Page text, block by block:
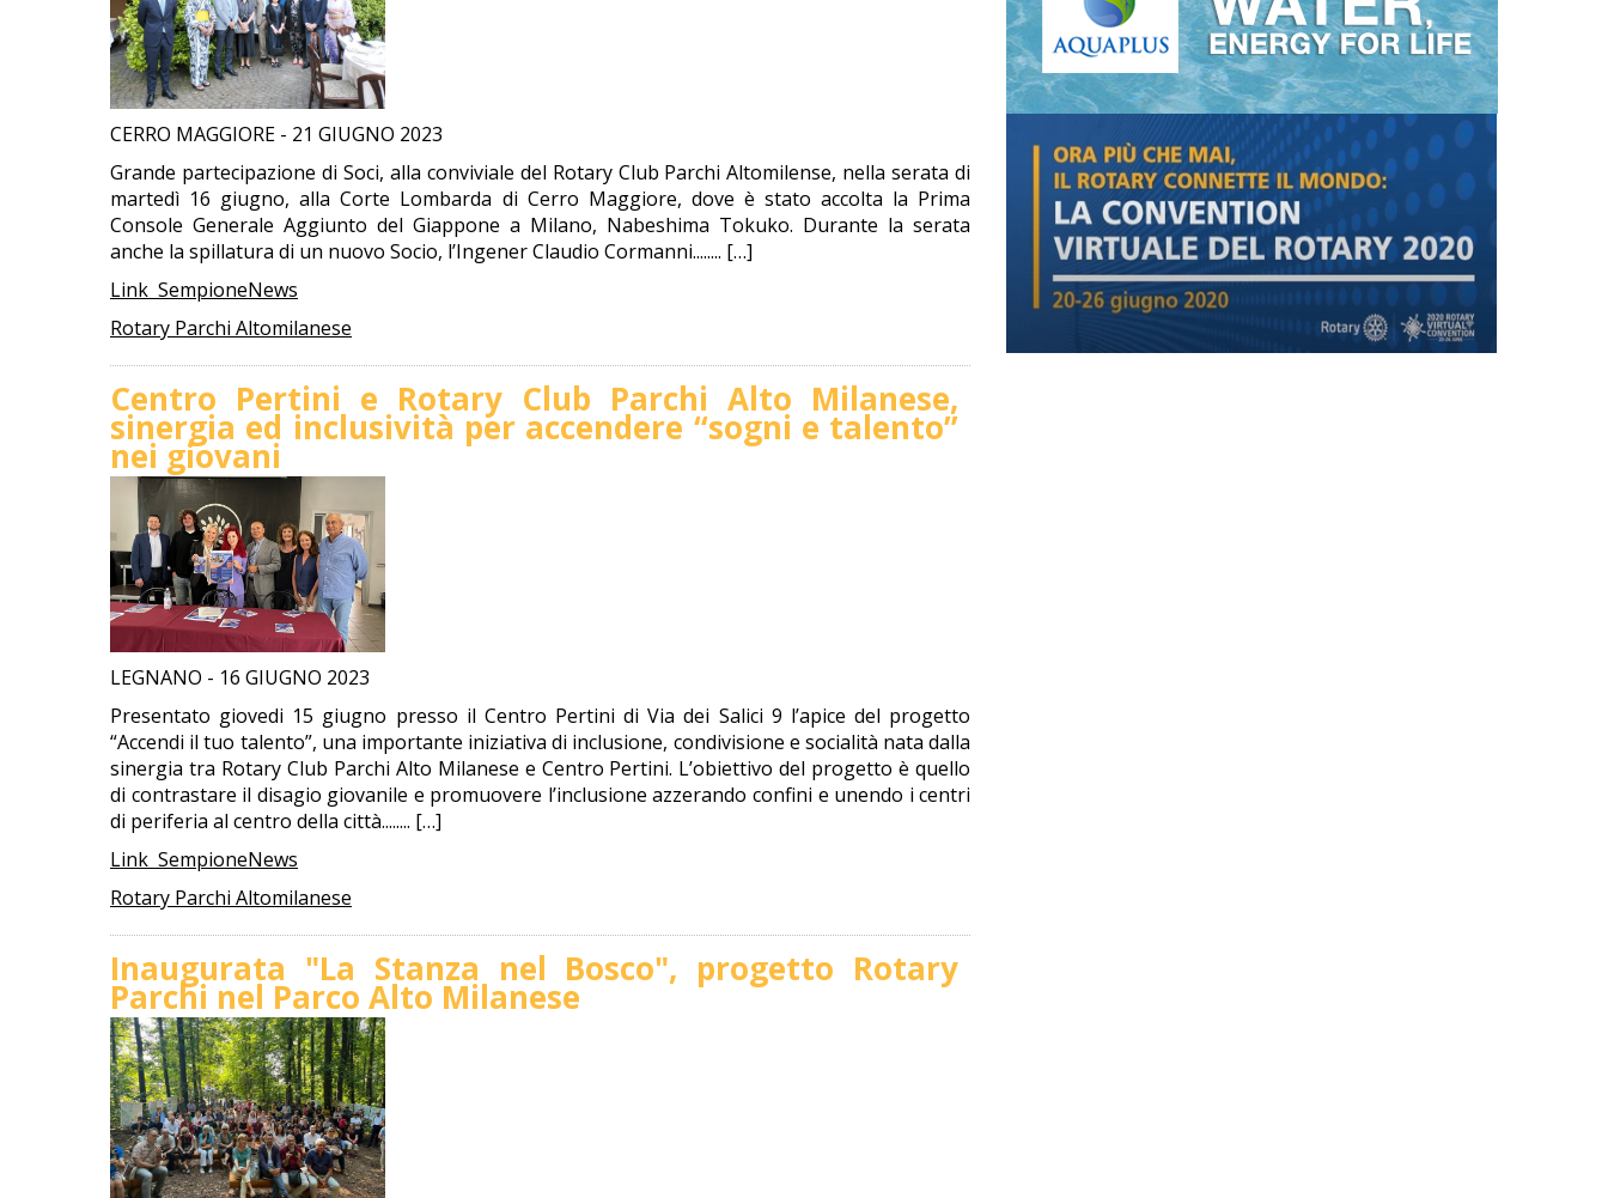
CERRO MAGGIORE - 21 GIUGNO 2023
Grande partecipazione di Soci, alla conviviale del Rotary Club Parchi Altomilense, nella serata di
martedì 16 giugno, alla Corte Lombarda di Cerro Maggiore, dove è stato accolta la Prima
Console Generale Aggiunto del Giappone a Milano, Nabeshima Tokuko. Durante la serata
anche la spillatura di un nuovo Socio, l’Ingener Claudio Cormanni........ […]
Link SempioneNews
Rotary Parchi Altomilanese
Centro Pertini e Rotary Club Parchi Alto Milanese,
sinergia ed inclusività per accendere “sogni e talento”
nei giovani
LEGNANO - 16 GIUGNO 2023
Presentato giovedi 15 giugno presso il Centro Pertini di Via dei Salici 9 l’apice del progetto
“Accendi il tuo talento”, una importante iniziativa di inclusione, condivisione e socialità nata dalla
sinergia tra Rotary Club Parchi Alto Milanese e Centro Pertini. L’obiettivo del progetto è quello
di contrastare il disagio giovanile e promuovere l’inclusione azzerando confini e unendo i centri
di periferia al centro della città........ […]
Link SempioneNews
Rotary Parchi Altomilanese
Inaugurata "La Stanza nel Bosco", progetto Rotary
Parchi nel Parco Alto Milanese